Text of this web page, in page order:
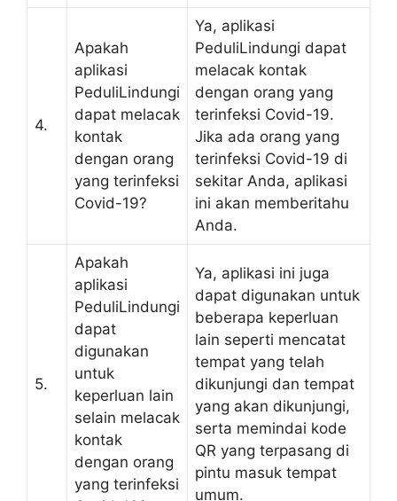
4.
Apakah
aplikasi
PeduliLindungi
dapat melacak
kontak
dengan orang
yang terinfeksi
Covid-19?
Ya, aplikasi
PeduliLindungi dapat
melacak kontak
dengan orang yang
terinfeksi Covid-19.
Jika ada orang yang
terinfeksi Covid-19 di
sekitar Anda, aplikasi
ini akan memberitahu
Anda.
5.
Apakah
aplikasi
PeduliLindungi
dapat
digunakan
untuk
keperluan lain
selain melacak
kontak
dengan orang
yang terinfeksi
Ya, aplikasi ini juga
dapat digunakan untuk
beberapa keperluan
lain seperti mencatat
tempat yang telah
dikunjungi dan tempat
yang akan dikunjungi,
serta memindai kode
QR yang terpasang di
pintu masuk tempat
umum.